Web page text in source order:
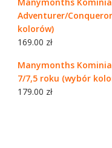
Adventurer/
kolorów)
169.00 zł
Manymonths
7/7,5 roku (wybór
179.00 zł